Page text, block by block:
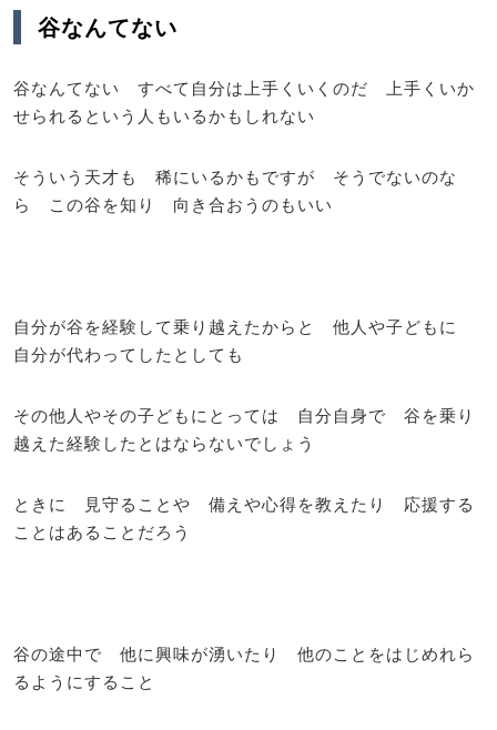
谷なんてない
谷なんてない すべて自分は上手くいくのだ 上手くいか
せられるという人もいるかもしれない
そういう天才も 稀にいるかもですが そうでないのな
ら この谷を知り 向き合おうのもいい
自分が谷を経験して乗り越えたからと 他人や子どもに
自分が代わってしたとしても
その他人やその子どもにとっては 自分自身で 谷を乗り
越えた経験したとはならないでしょう
ときに 見守ることや 備えや心得を教えたり 応援する
ことはあることだろう
谷の途中で 他に興味が湧いたり 他のことをはじめれら
るようにすること